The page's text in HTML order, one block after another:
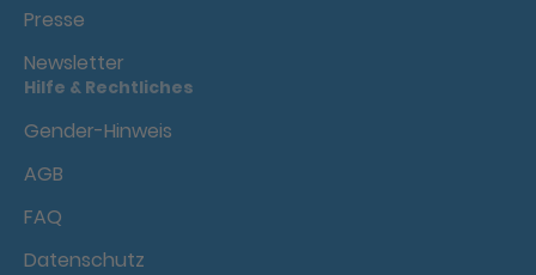
Presse
Newsletter
Hilfe & Rechtliches
Gender-Hinweis
AGB
FAQ
Datenschutz